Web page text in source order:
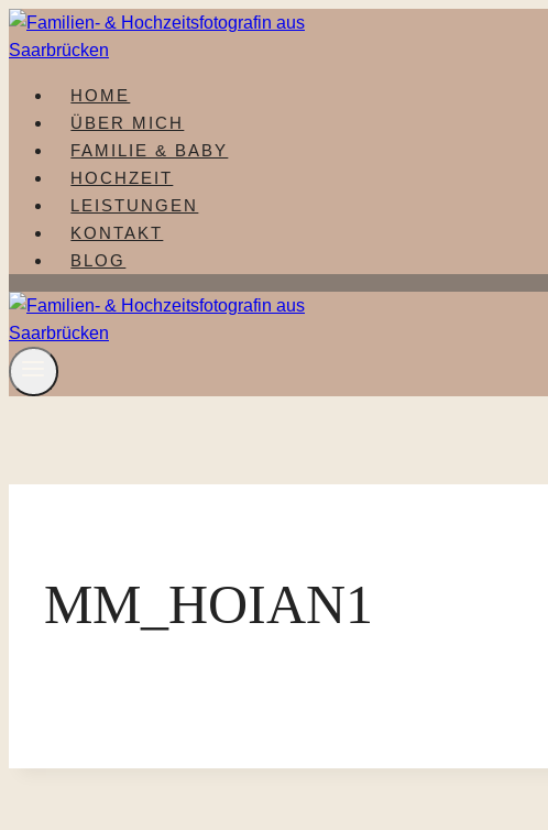
Zum
Inhalt
HOME
ÜBER MICH
FAMILIE & BABY
HOCHZEIT
LEISTUNGEN
KONTAKT
BLOG
MM_HOIAN1